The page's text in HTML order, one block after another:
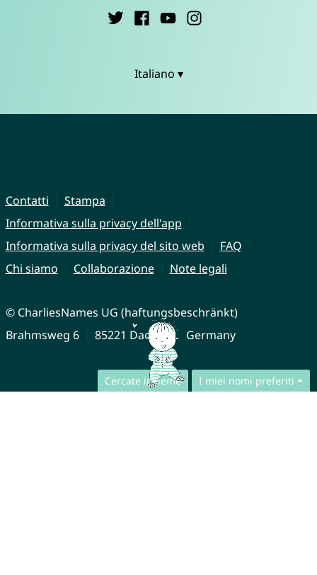
Cercate insieme I miei nomi preferiti
Italiano ▾
Contatti
Stampa
Informativa sulla privacy dell'app
Informativa sulla privacy del sito web
FAQ
Chi siamo
Collaborazione Note legali
© CharliesNames UG (haftungsbeschränkt)
Brahmsweg 6
85221 Dachau Germany